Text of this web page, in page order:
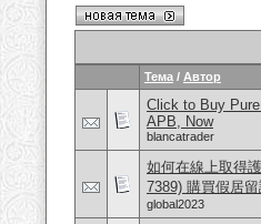
Тема / Автор
Click to Buy
APB, Now
blancatrader
如何在線上取得
7389) 購買假居
global2023